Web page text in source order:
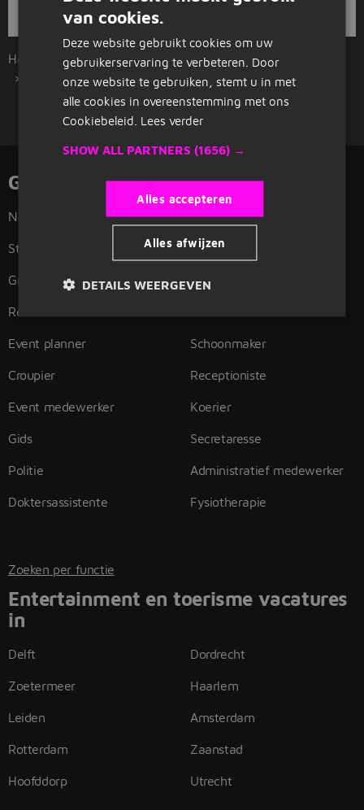
nieuwe baan in de toerisme.
Home Overzicht vacatures
Den Haag
Entertainment en toerisme
Gerelateerde functies
Nachtreceptionist
Stewardess
Grondstewardess
Reisleider
Event planner
Croupier
Event medewerker
Gids
Politie
Doktersassistente
Verpleegkundige
Onderwijsassistent
Beveiliger
Schoonmaker
Receptioniste
Koerier
Secretaresse
Administratief medewerker
Fysiotherapie
Zoeken per functie
Entertainment en toerisme vacatures
in
Delft
Zoetermeer
Leiden
Rotterdam
Hoofddorp
Dordrecht
Haarlem
Amsterdam
Zaanstad
Utrecht
van cookies.
Deze website gebruikt cookies om uw
gebruikerservaring te verbeteren. Door
onze website te gebruiken, stemt u in met
alle cookies in overeenstemming met ons
Cookiebeleid. Lees verder
SHOW ALL PARTNERS (1656) →
Alles accepteren
Alles afwijzen
DETAILS WEERGEVEN